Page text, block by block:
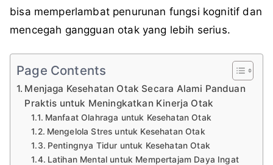
bisa memperlambat penurunan fungsi kognitif dan
mencegah gangguan otak yang lebih serius.
Page Contents
Menjaga Kesehatan Otak Secara Alami Panduan
Praktis untuk Meningkatkan Kinerja Otak
Manfaat Olahraga untuk Kesehatan Otak
Mengelola Stres untuk Kesehatan Otak
Pentingnya Tidur untuk Kesehatan Otak
Latihan Mental untuk Mempertajam Daya Ingat